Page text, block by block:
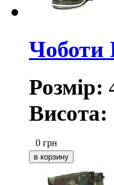
Чоботи
Розмір:
Висота:
0 грн